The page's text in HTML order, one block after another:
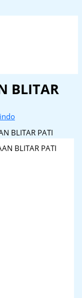
BLITAR
BLITAR PATI
BLITAR PATI